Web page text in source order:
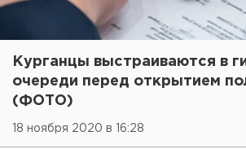
Курганцы выстраиваются в
очереди перед открытием
(ФОТО)
18 ноября 2020 в 16:28